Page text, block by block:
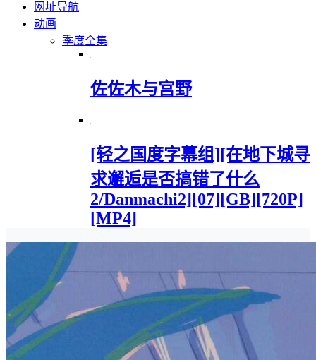
网址导航
动画
季度全集
佐佐木与宫野
[轻之国度字幕组][在地下城寻
求邂逅是否搞错了什么
2/Danmachi2][07][GB][720P]
[MP4]